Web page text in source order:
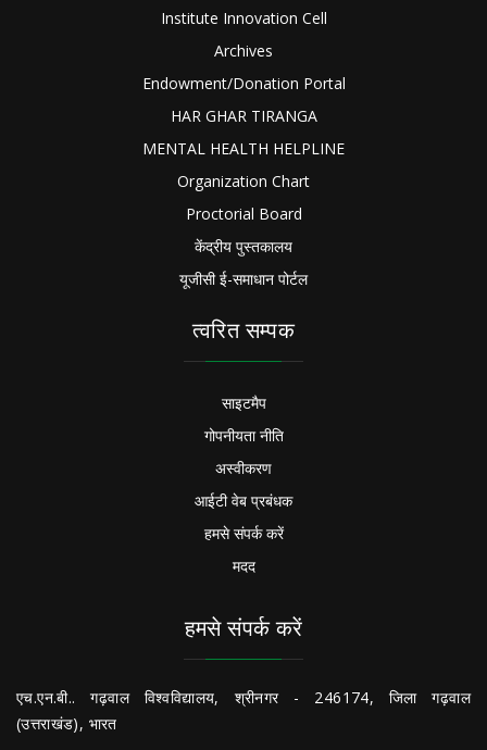
Institute Innovation Cell
Archives
Endowment/Donation Portal
HAR GHAR TIRANGA
MENTAL HEALTH HELPLINE
Organization Chart
Proctorial Board
केंद्रीय पुस्तकालय
यूजीसी ई-समाधान पोर्टल
त्वरित सम्पक
साइटमैप
गोपनीयता नीति
अस्वीकरण
आईटी वेब प्रबंधक
हमसे संपर्क करें
मदद
हमसे संपर्क करें
एच.एन.बी.. गढ़वाल विश्वविद्यालय, श्रीनगर - 246174, जिला गढ़वाल
(उत्तराखंड), भारत